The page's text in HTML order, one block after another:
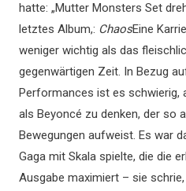
hatte: „Mutter Monsters Set
letztes Album,: ChaosEine
weniger wichtig als das
gegenwärtigen Zeit. In Bezug
Performances ist es schwierig,
als Beyoncé zu denken, der so
Bewegungen aufweist. Es war
Gaga mit Skala spielte, die die
Ausgabe maximiert – sie